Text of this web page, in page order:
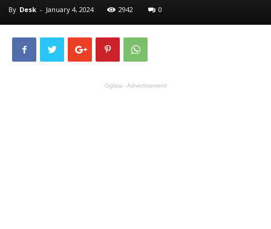
By Desk - January 4, 2024 2942 0
Oglasi - Advertisement